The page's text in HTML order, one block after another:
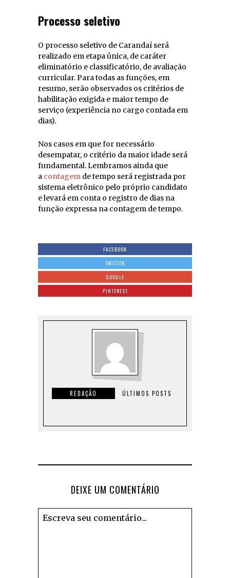
Processo seletivo
O processo seletivo de Carandaí será
realizado em etapa única, de caráter
eliminatório e classificatório, de avaliação
curricular. Para todas as funções, em
resumo, serão observados os critérios de
habilitação exigida e maior tempo de
serviço (experiência no cargo contada em
dias).
Nos casos em que for necessário
desempatar, o critério da maior idade será
fundamental. Lembramos ainda que
a contagem de tempo será registrada por
sistema eletrônico pelo próprio candidato
e levará em conta o registro de dias na
função expressa na contagem de tempo.
FACEBOOK
TWITTER
GOOGLE
PINTEREST
REDAÇÃO ÚLTIMOS POSTS
DEIXE UM COMENTÁRIO